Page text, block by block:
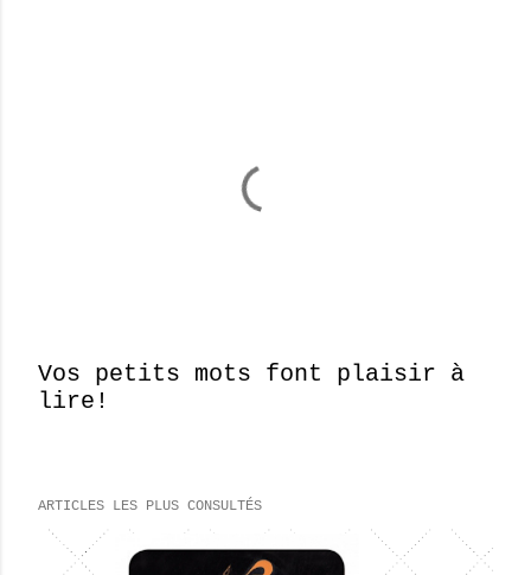
E
g
Vos petits mots font plaisir à
lire!
ARTICLES LES PLUS CONSULTÉS